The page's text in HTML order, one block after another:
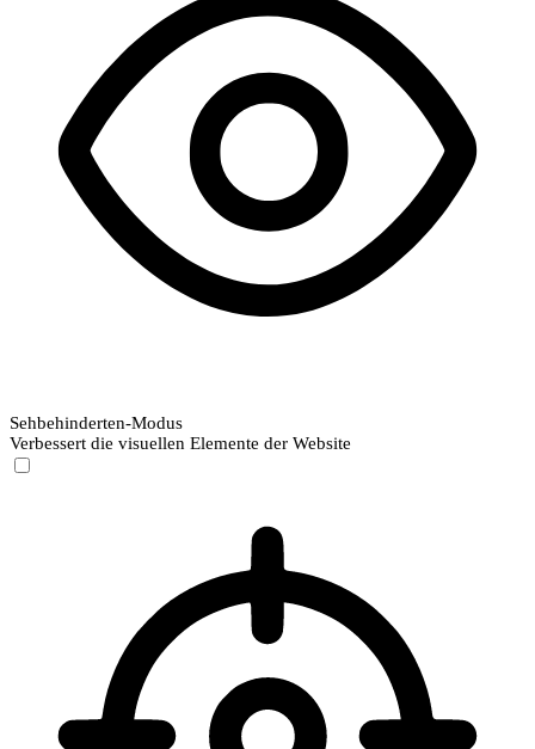
Sehbehinderten-Modus
Verbessert die visuellen Elemente der Website